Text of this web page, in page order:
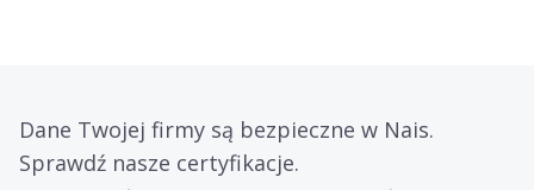
Dane Twojej firmy są bezpieczne w Nais.
Sprawdź nasze certyfikacje.